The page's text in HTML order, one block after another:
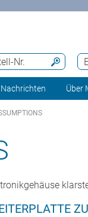
Nr.
Nachrichten Über